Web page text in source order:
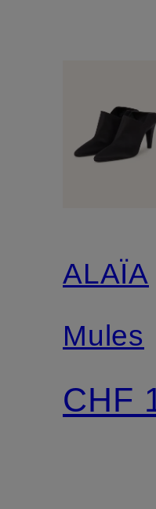
ALAÏA
Mules
CHF